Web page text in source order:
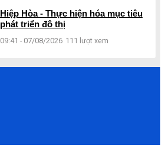
Hiệp Hòa - Thực hiện hóa mục tiêu
phát triển đô thị
09:41 - 07/08/2026 111 lượt xem